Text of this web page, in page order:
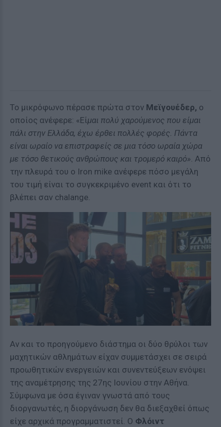
Το μικρόφωνο πέρασε πρώτα στον Μεϊγουέδερ, ο
οποίος ανέφερε: «Είμαι πολύ χαρούμενος που είμαι
πάλι στην Ελλάδα, έχω έρθει πολλές φορές. Πάντα
είναι ωραίο να επιστραφείς σε μια τόσο ωραία χώρα
με τόσο θετικούς ανθρώπους και τρομερό καιρό». Από
την πλευρά του ο Iron mike ανέφερε πόσο μεγάλη
του τιμή είναι το συγκεκριμένο event και ότι το
βλέπει σαν chalange.
Αν και το προηγούμενο διάστημα οι δύο θρύλοι των
μαχητικών αθλημάτων είχαν συμμετάσχει σε σειρά
προωθητικών ενεργειών και συνεντεύξεων ενόψει
της αναμέτρησης της 27ης Ιουνίου στην Αθήνα.
Σύμφωνα με όσα έγιναν γνωστά από τους
διοργανωτές, η διοργάνωση δεν θα διεξαχθεί όπως
είχε αρχικά προγραμματιστεί. Ο Φλόιντ